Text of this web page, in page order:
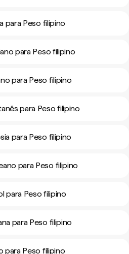
para Peso filipino
para Peso filipino
para Peso filipino
para Peso filipino
para Peso filipino
para Peso filipino
para Peso filipino
para Peso filipino
para Peso filipino